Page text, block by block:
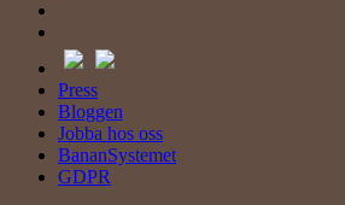
Press
Bloggen
Jobba hos oss
BananSystemet
GDPR